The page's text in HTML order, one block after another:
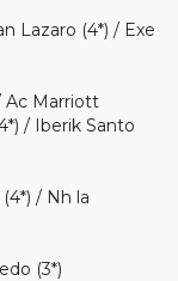
Lazaro (4*) / Exe
Ac Marriott
/ Iberik Santo
/ Nh la
(3*)